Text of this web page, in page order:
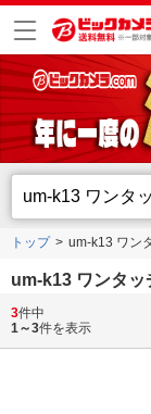
トップ um-k13 ワン
um-k13 ワンタ
シーツ 高密度
3件中
1～3件を表示